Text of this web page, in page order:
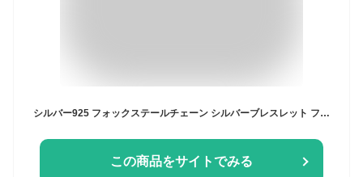
シルバー925 フォックステールチェーン シルバーブレスレット フォックステイル メンズ レディース ユニセックス silver925 シルバーアクセサリー mens
この商品をサイトでみる